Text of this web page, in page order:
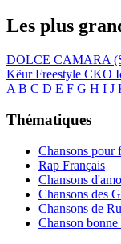
Les plus
DOLCE CAMARA
KëurFreestyle CKO
A B C D E F G H I J
Thématiques
Chansons pour
Rap Français
Chansons
Chansons des
Chansons de
Chanson